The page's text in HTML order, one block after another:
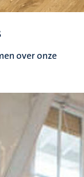
over onze